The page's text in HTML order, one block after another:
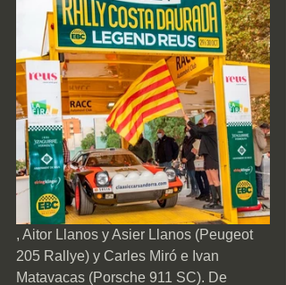
, Aitor Llanos y Asier Llanos (Peugeot
205 Rallye) y Carles Miró e Ivan
Matavacas (Porsche 911 SC). De